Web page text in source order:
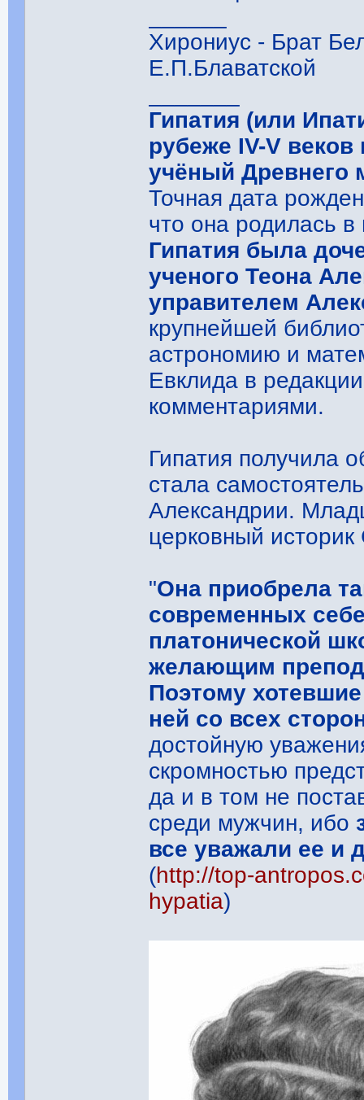
Хирониус - Брат
Е.П.Блаватской
Гипатия (или
рубеже IV-V
учёный Древнего
Точная дата
что она родилась
Гипатия была
ученого Теона
управителем
крупнейшей
астрономию и
Евклида в
комментариями.
Гипатия получила
стала
Александрии.
церковный
"Она приобрела
современных
платонической
желающим
Поэтому
ней со всех
достойную
скромностью
да и в том не
среди мужчин, ибо
все уважали ее и
(http://top-
hypatia)